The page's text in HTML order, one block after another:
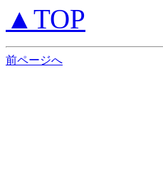
▲TOP
前ページへ